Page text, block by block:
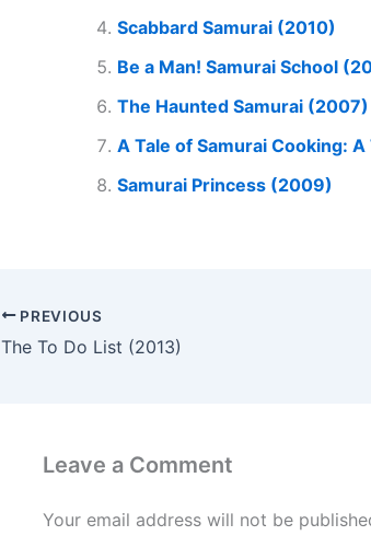
Scabbard Samurai (2010)
Be a Man! Samurai School
The Haunted Samurai (2007)
A Tale of Samurai Cooking:
Samurai Princess (2009)
PREVIOUS
The To Do List (2013)
Leave a Comment
Your email address will not be